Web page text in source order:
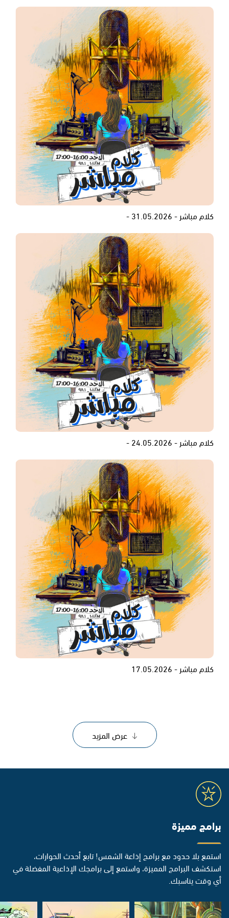
كلام مباشر - 31.05.2026 -
كلام مباشر - 24.05.2026 -
كلام مباشر - 17.05.2026
عرض المزيد
برامج مميزة
استمع بلا حدود مع برامج إذاعة الشمس! تابع أحدث الحوارات،
استكشف البرامج المميزة، واستمع إلى برامجك الإذاعية المفضلة في
أي وقت يناسبك.